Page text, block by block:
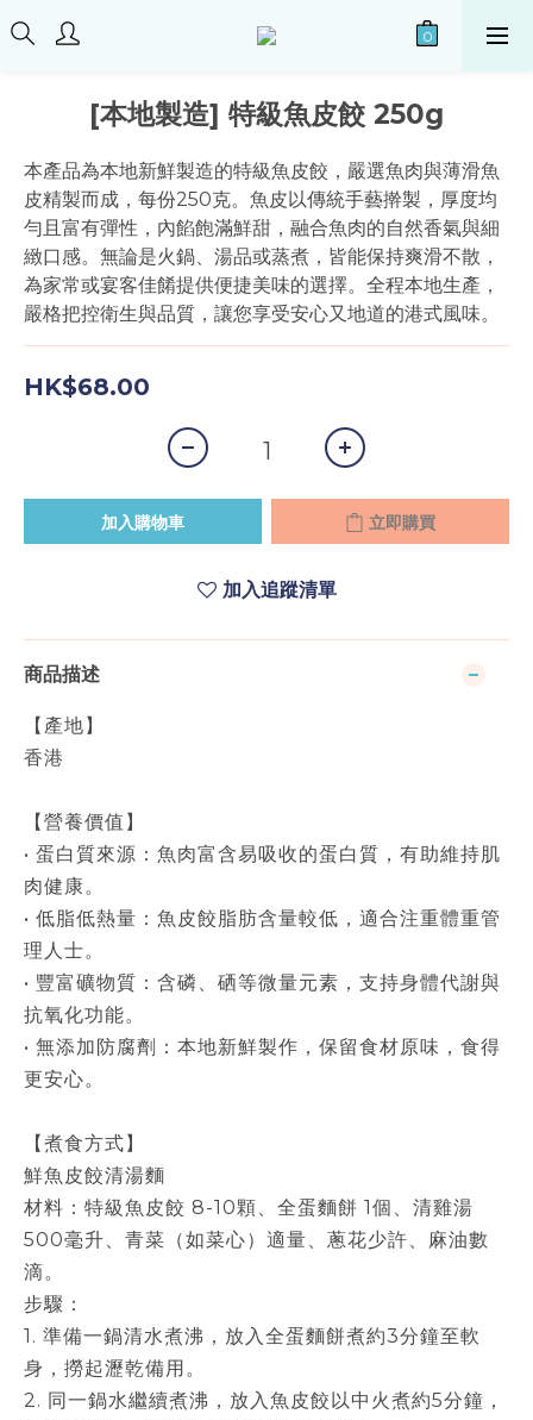
[本地製造] 特級魚皮餃 250g
本產品為本地新鮮製造的特級魚皮餃，嚴選魚肉與薄滑魚
皮精製而成，每份250克。魚皮以傳統手藝擀製，厚度均
勻且富有彈性，內餡飽滿鮮甜，融合魚肉的自然香氣與細
緻口感。無論是火鍋、湯品或蒸煮，皆能保持爽滑不散，
為家常或宴客佳餚提供便捷美味的選擇。全程本地生產，
嚴格把控衛生與品質，讓您享受安心又地道的港式風味。
HK$68.00
加入購物車 立即購買
加入追蹤清單
商品描述
【產地】
香港
【營養價值】
• 蛋白質來源：魚肉富含易吸收的蛋白質，有助維持肌
肉健康。
• 低脂低熱量：魚皮餃脂肪含量較低，適合注重體重管
理人士。
• 豐富礦物質：含磷、硒等微量元素，支持身體代謝與
抗氧化功能。
• 無添加防腐劑：本地新鮮製作，保留食材原味，食得
更安心。
【煮食方式】
鮮魚皮餃清湯麵
材料：特級魚皮餃 8-10顆、全蛋麵餅 1個、清雞湯
500毫升、青菜（如菜心）適量、蔥花少許、麻油數
滴。
步驟：
1. 準備一鍋清水煮沸，放入全蛋麵餅煮約3分鐘至軟
身，撈起瀝乾備用。
2. 同一鍋水繼續煮沸，放入魚皮餃以中火煮約5分鐘，